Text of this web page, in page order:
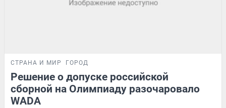
СТРАНА И МИР ГОРОД
Решение о допуске российской
сборной на Олимпиаду разочаровало
WADA